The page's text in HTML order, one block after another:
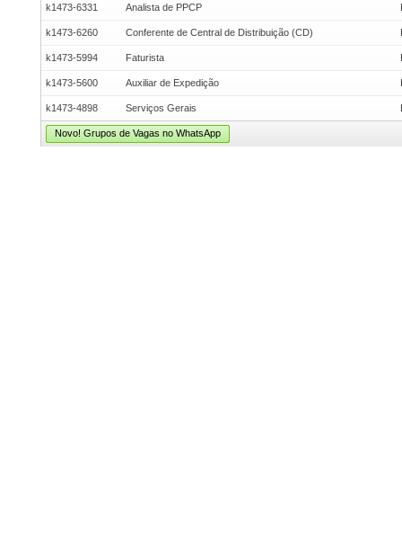
k1473-6331 Analista de PPCP
k1473-6260 Conferente de Central de Distribuição (CD)
k1473-5994 Faturista
k1473-5600 Auxiliar de Expedição
k1473-4898 Serviços Gerais
Novo! Grupos de Vagas no WhatsApp